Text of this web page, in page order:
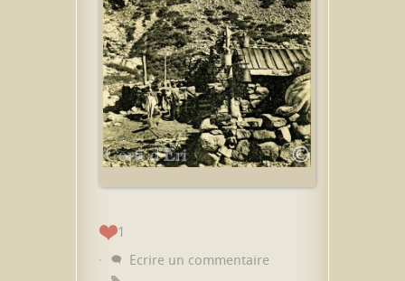
1
Ecrire un commentaire